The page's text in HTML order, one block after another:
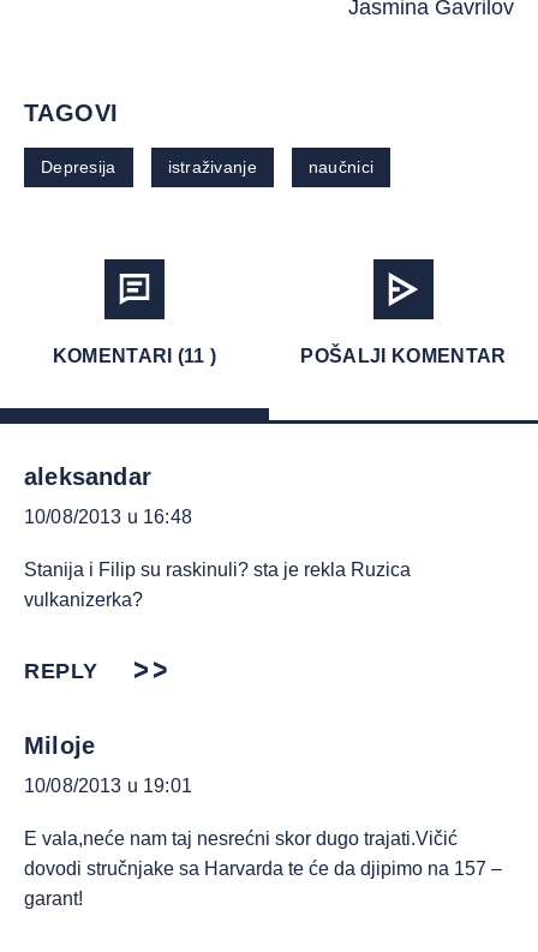
Jasmina Gavrilov
TAGOVI
Depresija istraživanje naučnici
KOMENTARI (11 ) POŠALJI KOMENTAR
aleksandar
10/08/2013 u 16:48
Stanija i Filip su raskinuli? sta je rekla Ruzica
vulkanizerka?
REPLY
Miloje
10/08/2013 u 19:01
E vala,neće nam taj nesrećni skor dugo trajati.Vičić
dovodi stručnjake sa Harvarda te će da djipimo na 157 –
garant!